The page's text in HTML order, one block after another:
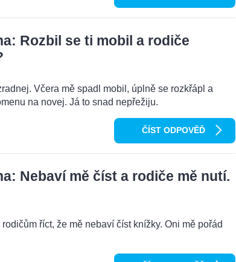
Rozbil se ti mobil a rodiče
Včera mě spadl mobil, úplně se rozkřápl a
na novej. Já to snad nepřežiju.
ČÍST ODPOVĚĎ
Nebaví mě číst a rodiče mě nutí.
říct, že mě nebaví číst knížky. Oni mě pořád